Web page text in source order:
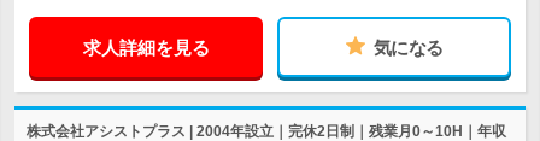
求人詳細を見る 気になる
株式会社アシストプラス | 2004年設立｜完休2日制｜残業月0～10H｜年収